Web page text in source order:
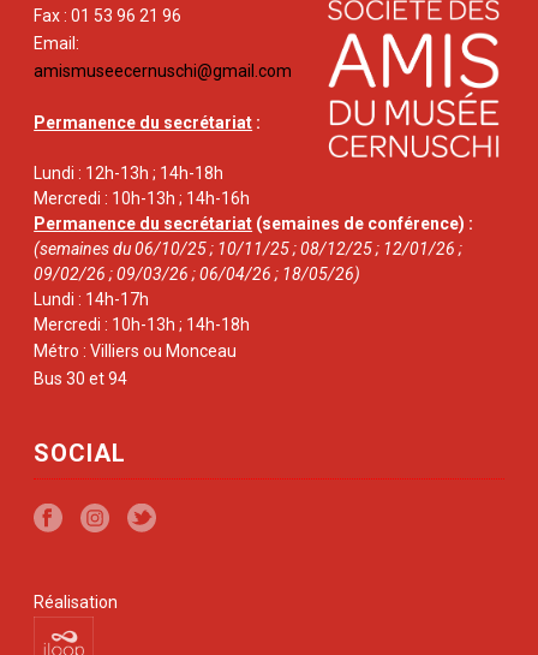
Fax : 01 53 96 21 96
Email:
amismuseecernuschi@gmail.com
Permanence du secrétariat :
Lundi : 12h-13h ; 14h-18h
Mercredi : 10h-13h ; 14h-16h
Permanence du secrétariat (semaines de conférence) :
(semaines du 06/10/25 ; 10/11/25 ; 08/12/25 ; 12/01/26 ;
09/02/26 ; 09/03/26 ; 06/04/26 ; 18/05/26)
Lundi : 14h-17h
Mercredi : 10h-13h ; 14h-18h
Métro : Villiers ou Monceau
Bus 30 et 94
SOCIAL
Réalisation